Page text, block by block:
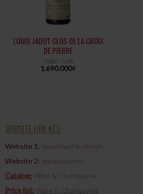
LOUIS JADOT CLOS DE LA CROIX
DE PIERRE
750ml / 14%
1.690.000₫
WEBSITE LIÊN KẾT:
Website 1: ruouphache.com.vn
Website 2: anhahuy.com
Catalog: Wine & Champagne
Price list: Wine & Champagne